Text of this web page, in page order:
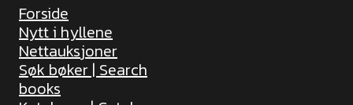
Forside
Nytt i hyllene
Nettauksjoner
Søk bøker | Search
books